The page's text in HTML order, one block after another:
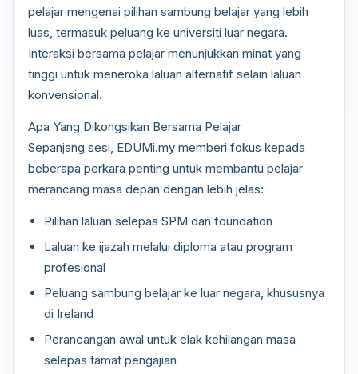
pelajar mengenai pilihan sambung belajar yang lebih
luas, termasuk peluang ke universiti luar negara.
Interaksi bersama pelajar menunjukkan minat yang
tinggi untuk meneroka laluan alternatif selain laluan
konvensional.
Apa Yang Dikongsikan Bersama Pelajar
Sepanjang sesi, EDUMi.my memberi fokus kepada
beberapa perkara penting untuk membantu pelajar
merancang masa depan dengan lebih jelas:
Pilihan laluan selepas SPM dan foundation
Laluan ke ijazah melalui diploma atau program
profesional
Peluang sambung belajar ke luar negara, khususnya
di Ireland
Perancangan awal untuk elak kehilangan masa
selepas tamat pengajian